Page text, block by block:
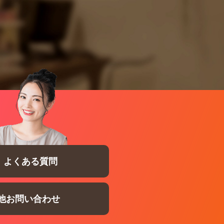
よくある質問
お問い合わせ